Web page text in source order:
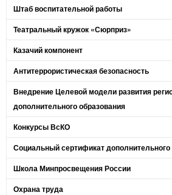
Штаб воспитательной работы
Театральный кружок «Сюрприз»
Казачий компонент
Антитеррористическая безопасность
Внедрение Целевой модели развития
дополнительного образования
Конкурсы ВсКО
Социальный сертификат дополнительного
Школа Минпросвещения России
Охрана труда